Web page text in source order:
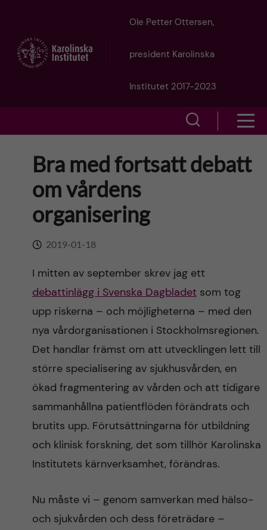
t
Ole Petter Ottersen,
president Karolinska
Institutet 2017-2023
o
r
c
h
f
i
e
l
d
n
Bra med fortsatt debatt
om vårdens
organisering
2019-01-18
I mitten av september skrev jag ett
debattinlägg i Svenska Dagbladetsom tog
upp riskerna – och möjligheterna – med den
nya vårdorganisationen i Stockholmsregionen.
Det handlar främst om att utvecklingen lett till
större specialisering av sjukhusvården, en
ökad fragmentering av vården och att tidigare
sammanhållna patientflöden förändrats och
brutits upp. Förutsättningarna för utbildning
och klinisk forskning, det som tillhör Karolinska
Institutets kärnverksamhet, förändras.
Nu måste vi – genom samverkan med hälso-
och sjukvården och dess företrädare –